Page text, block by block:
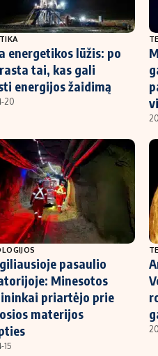
energetikos lūžis: po
tai, kas gali
energijos žaidimą
20
pasaulio
Minesotos
priartėjo prie
materijos
15